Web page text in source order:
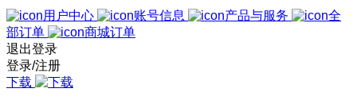
用户中心 账号信息 产品与服务
全
部订单
商城订单
退出登录
登录/注册
下载